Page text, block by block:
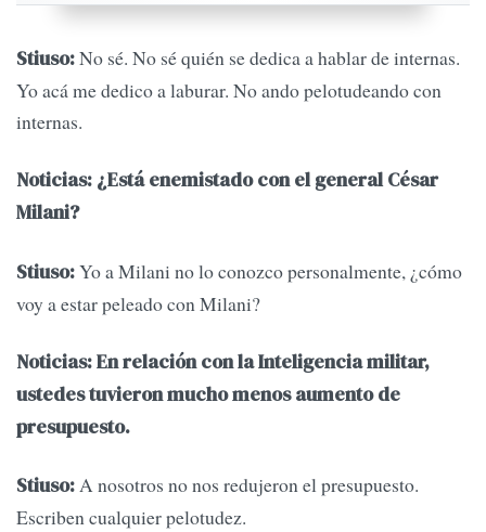
Stiuso:No sé. No sé quién se dedica a hablar de internas.
Yo acá me dedico a laburar. No ando pelotudeando con
internas.
Noticias: ¿Está enemistado con el general César
Milani?
Stiuso:Yo a Milani no lo conozco personalmente, ¿cómo
voy a estar peleado con Milani?
Noticias: En relación con la Inteligencia militar,
ustedes tuvieron mucho menos aumento de
presupuesto.
Stiuso:A nosotros no nos redujeron el presupuesto.
Escriben cualquier pelotudez.